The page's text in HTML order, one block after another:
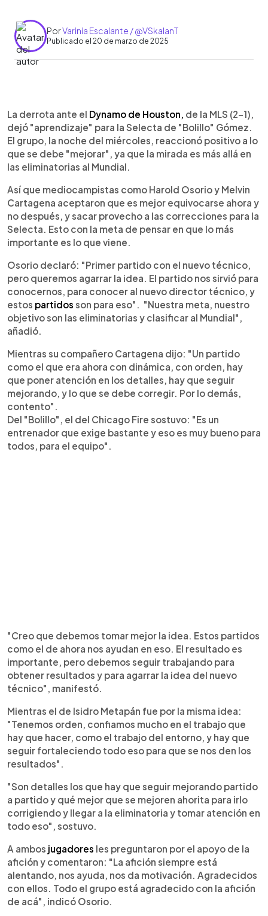
PorVarinia Escalante / @VSkalanT
Publicado el 20 de marzo de 2025
Escuchar artículo
La derrota ante el Dynamo de Houston, de la MLS (2-1),
dejó "aprendizaje" para la Selecta de "Bolillo" Gómez.
El grupo, la noche del miércoles, reaccionó positivo a lo
que se debe "mejorar", ya que la mirada es más allá en
las eliminatorias al Mundial.
Así que mediocampistas como Harold Osorio y Melvin
Cartagena aceptaron que es mejor equivocarse ahora y
no después, y sacar provecho a las correcciones para la
Selecta. Esto con la meta de pensar en que lo más
importante es lo que viene.
Osorio declaró: "Primer partido con el nuevo técnico,
pero queremos agarrar la idea. El partido nos sirvió para
conocernos, para conocer al nuevo director técnico, y
estos partidos son para eso". "Nuestra meta, nuestro
objetivo son las eliminatorias y clasificar al Mundial",
añadió.
Mientras su compañero Cartagena dijo: "Un partido
como el que era ahora con dinámica, con orden, hay
que poner atención en los detalles, hay que seguir
mejorando, y lo que se debe corregir. Por lo demás,
contento".
Del "Bolillo", el del Chicago Fire sostuvo: "Es un
entrenador que exige bastante y eso es muy bueno para
todos, para el equipo".
"Creo que debemos tomar mejor la idea. Estos partidos
como el de ahora nos ayudan en eso. El resultado es
importante, pero debemos seguir trabajando para
obtener resultados y para agarrar la idea del nuevo
técnico", manifestó.
Mientras el de Isidro Metapán fue por la misma idea:
"Tenemos orden, confiamos mucho en el trabajo que
hay que hacer, como el trabajo del entorno, y hay que
seguir fortaleciendo todo eso para que se nos den los
resultados".
"Son detalles los que hay que seguir mejorando partido
a partido y qué mejor que se mejoren ahorita para irlo
corrigiendo y llegar a la eliminatoria y tomar atención en
todo eso", sostuvo.
A ambos jugadores les preguntaron por el apoyo de la
afición y comentaron: "La afición siempre está
alentando, nos ayuda, nos da motivación. Agradecidos
con ellos. Todo el grupo está agradecido con la afición
de acá", indicó Osorio.